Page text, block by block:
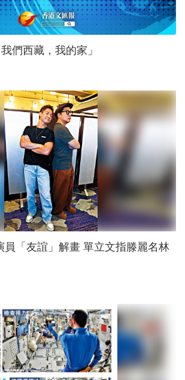
們西藏，我的家」
解畫 單立文指滕麗名林